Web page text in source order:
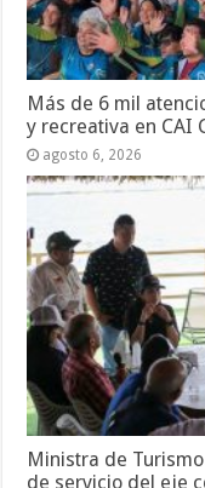
Más de 6 mil
y recreativa en CAI
agosto 6, 2026
Ministra de
de servicio del eje